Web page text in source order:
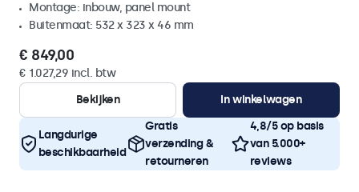
Montage: inbouw, panel mount
Buitenmaat: 532 x 323 x 46 mm
€ 849,00
€ 1.027,29 incl. btw
Bekijken
In winkelwagen
Langdurige
beschikbaarheid
Gratis
verzending &
retourneren
4,8/5 op basis
van 5.000+
reviews